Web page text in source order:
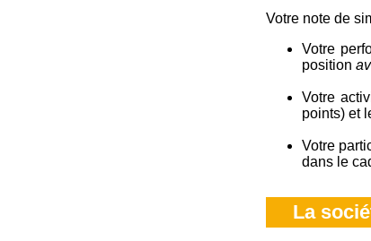
Votre note de
Votre
position
Votre
points) et
Votre
dans le
La